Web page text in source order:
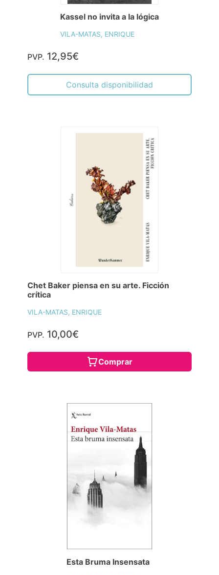
Kassel no invita a la lógica
VILA-MATAS, ENRIQUE
PVP. 12,95€
Consulta disponibilidad
Chet Baker piensa en su arte. Ficción
crítica
VILA-MATAS, ENRIQUE
PVP. 10,00€
Comprar
Esta Bruma Insensata